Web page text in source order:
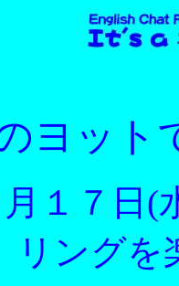
ヨット
月１７
リングを